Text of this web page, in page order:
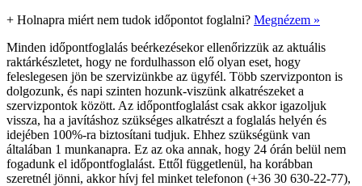
+ Holnapra miért nem tudok időpontot foglalni? Megnézem »
Minden időpontfoglalás beérkezésekor ellenőrizzük az aktuális
raktárkészletet, hogy ne fordulhasson elő olyan eset, hogy
feleslegesen jön be szervizünkbe az ügyfél. Több szervizponton is
dolgozunk, és napi szinten hozunk-viszünk alkatrészeket a
szervizpontok között. Az időpontfoglalást csak akkor igazoljuk
vissza, ha a javításhoz szükséges alkatrészt a foglalás helyén és
idejében 100%-ra biztosítani tudjuk. Ehhez szükségünk van
általában 1 munkanapra. Ez az oka annak, hogy 24 órán belül nem
fogadunk el időpontfoglalást. Ettől függetlenül, ha korábban
szeretnél jönni, akkor hívj fel minket telefonon (+36 30 630-22-77),